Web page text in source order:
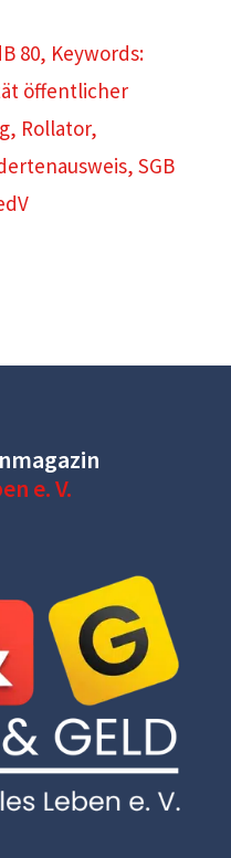
80, Keywords:
öffentlicher
, Rollator,
, SGB
e. V.